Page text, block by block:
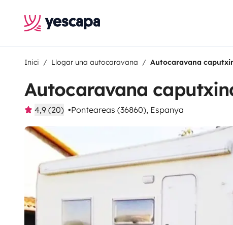
Inici Llogar una autocaravana Autocaravana
Autocaravana
4,9 (20) Ponteareas (36860), Espanya